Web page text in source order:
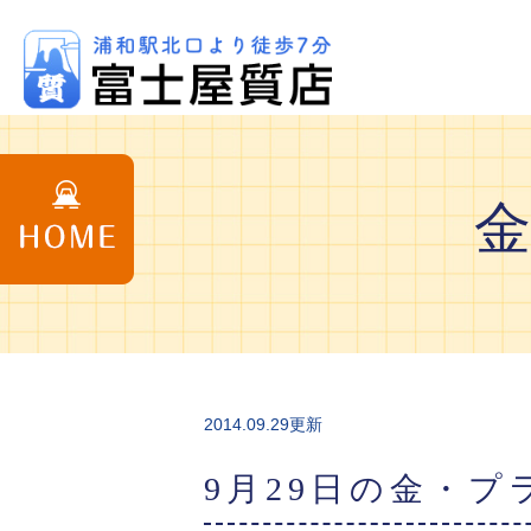
2014.09.29更新
9月29日の金・プ